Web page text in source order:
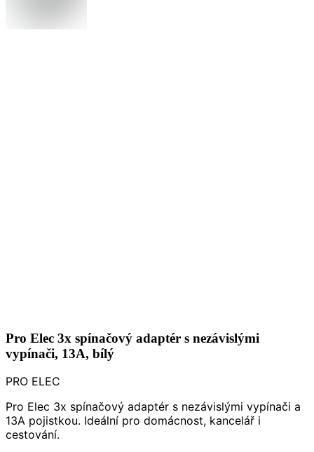
Pro Elec 3x spínačový adaptér s nezávislými
vypínači, 13A, bílý
PRO ELEC
Pro Elec 3x spínačový adaptér s nezávislými vypínači a
13A pojistkou. Ideální pro domácnost, kancelář i
cestování.